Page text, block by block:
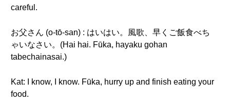
careful.
お父さん (o-tō-san) : はいはい。風歌、早くご飯食べち
ゃいなさい。(Hai hai. Fūka, hayaku gohan
tabechainasai.)
Kat: I know, I know. Fūka, hurry up and finish eating your
food.